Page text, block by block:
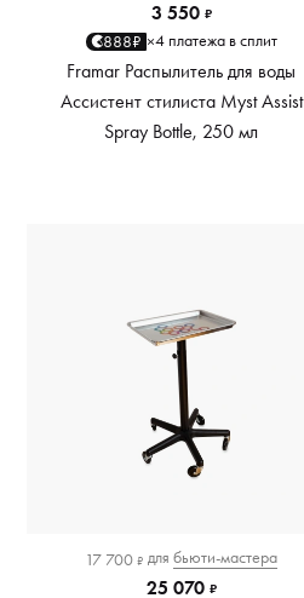
3 550 ₽
888₽ ×4 платежа в сплит
Framar Распылитель для воды
Ассистент стилиста Myst Assist
Spray Bottle, 250 мл
17 700 ₽ для бьюти-мастера
25 070 ₽